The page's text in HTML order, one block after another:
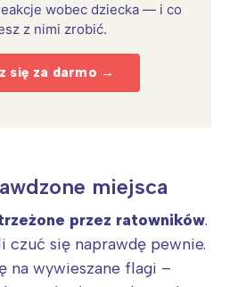
wobec dziecka — i co
z nimi zrobić.
się za darmo →
miejsca
przez ratowników.
czuć się naprawdę pewnie.
na wywieszane flagi –